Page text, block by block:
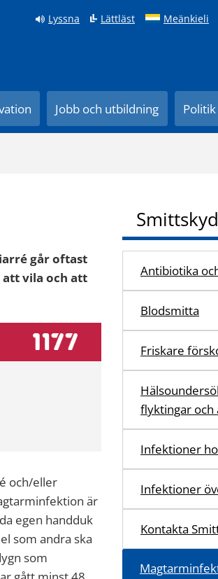
Lyssna Lättläst Meänkieli
Jobb och utbildning
går oftast
vila och att
och/eller
är
egen handduk
som andra ska
som
Antibiotika
Blodsmitta
Friskare
flyktingar
Infektioner
Infektioner
Kontakta